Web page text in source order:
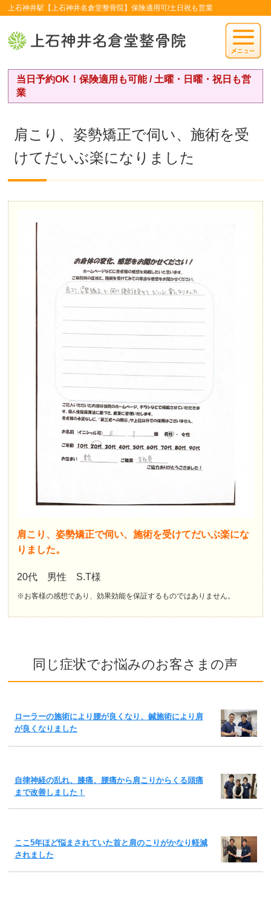
上石神井駅【上石神井名倉堂整骨院】保険適用可/土日祝も営業
当日予約OK！保険適用も可能 / 土曜・日曜・祝日も営
業
肩こり、姿勢矯正で伺い、施術を受
けてだいぶ楽になりました
肩こり、姿勢矯正で伺い、施術を受けてだいぶ楽にな
りました。
20代 男性 S.T様
※お客様の感想であり、効果効能を保証するものではありません。
同じ症状でお悩みのお客さまの声
ローラーの施術により腰が良くなり、鍼施術により肩
が良くなりました
自律神経の乱れ、膝痛、腰痛から肩こりからくる頭痛
まで改善しました！
ここ5年ほど悩まされていた首と肩のこりがかなり軽減
されました